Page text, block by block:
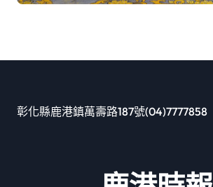
彰化縣鹿港鎮萬壽路187號(04)7777858